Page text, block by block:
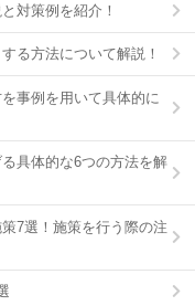
対策例を紹介！
る方法について解説！
事例を用いて具体的に
具体的な6つの方法を解
7選！施策を行う際の注